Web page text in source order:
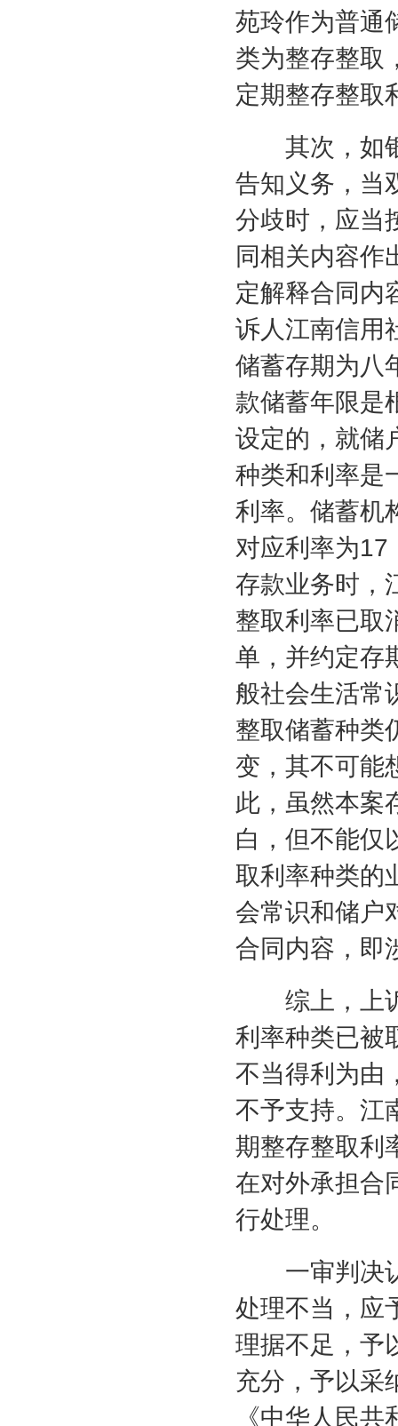
苑玲作为普通
类为整存整取
定期整存整取
其次，如银
告知义务，当
分歧时，应当
同相关内容作
定解释合同内
诉人江南信用
储蓄存期为八
款储蓄年限是
设定的，就储
种类和利率是
利率。储蓄机
对应利率为17
存款业务时，
整取利率已取
单，并约定存
般社会生活常
整取储蓄种类
变，其不可能
此，虽然本案
白，但不能仅
取利率种类的
会常识和储户
合同内容，即
综上，上诉
利率种类已被
不当得利为由
不予支持。江
期整存整取利
在对外承担合
行处理。
一审判决认
处理不当，应
理据不足，予
充分，予以采
《中华人民